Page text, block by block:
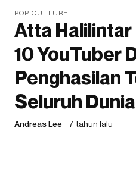
POP CULTURE
Atta Halilintar
10 YouTuber
Penghasilan
Seluruh Dunia
Andreas Lee 7 tahun lalu